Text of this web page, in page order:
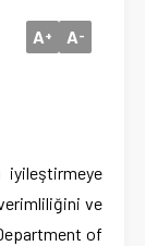
A+ A-
iyileştirmeye
ve
of